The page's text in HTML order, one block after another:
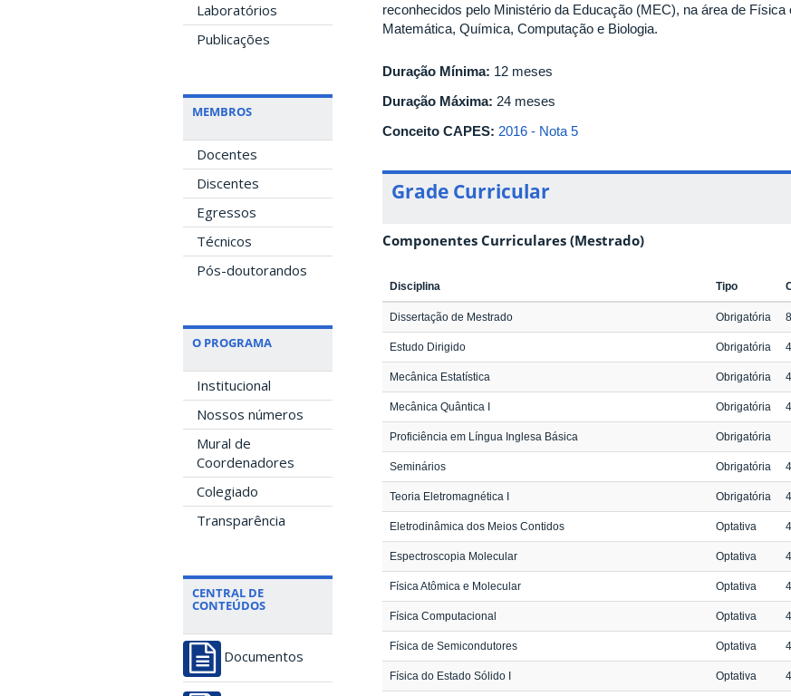
Laboratórios
Publicações
MEMBROS
Docentes
Discentes
Egressos
Técnicos
Pós-doutorandos
O PROGRAMA
Institucional
Nossos números
Mural de
Coordenadores
Colegiado
Transparência
CENTRAL DE
CONTEÚDOS
Documentos
reconhecidos pelo Ministério da Educação (MEC), na área de Física
Matemática, Química, Computação e Biologia.
Duração Mínima: 12 meses
Duração Máxima: 24 meses
Conceito CAPES: 2016 - Nota 5
Grade Curricular
Componentes Curriculares (Mestrado)
Disciplina Tipo
Dissertação de Mestrado Obrigatória 8
Estudo Dirigido Obrigatória 4
Mecânica Estatística Obrigatória 4
Mecânica Quântica I Obrigatória 4
Proficiência em Língua Inglesa Básica Obrigatória
Seminários Obrigatória 4
Teoria Eletromagnética I Obrigatória 4
Eletrodinâmica dos Meios Contidos Optativa 4
Espectroscopia Molecular Optativa 4
Física Atômica e Molecular Optativa 4
Física Computacional Optativa 4
Física de Semicondutores Optativa 4
Física do Estado Sólido I Optativa 4